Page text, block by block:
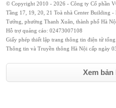
© Copyright 2010 - 2026 - Công ty Cổ phần
Tầng 17, 19, 20, 21 Toà nhà Center Building
Tưởng, phường Thanh Xuân, thành phố Hà
Hỗ trợ quảng cáo: 02473007108
Giấy phép thiết lập trang thông tin điện tử
Thông tin và Truyền thông Hà Nội cấp ngày
Xem bản